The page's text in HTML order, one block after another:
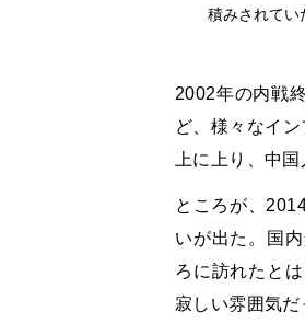
積みされてい
2002年の内戦
ど、様々なイ
上に上り、中
ところが、
いが出た。国
ろに訪れたと
寂しい雰囲気だ